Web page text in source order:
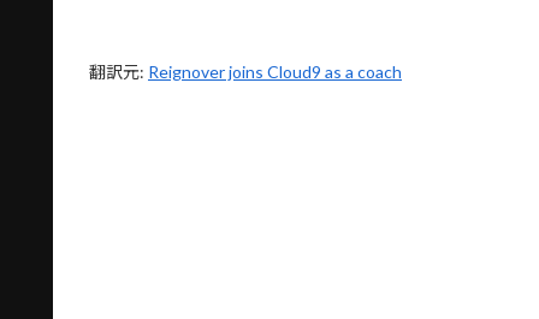
翻訳元: Reignover joins Cloud9 as a coach